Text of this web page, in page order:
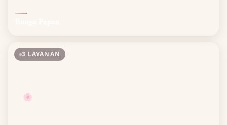
🌸
3 LAYANAN